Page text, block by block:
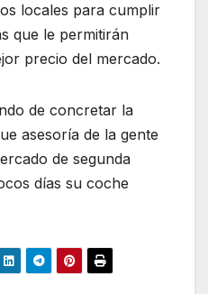
locales para cumplir
que le permitirán
precio del mercado.
de concretar la
asesoría de la gente
de segunda
días su coche